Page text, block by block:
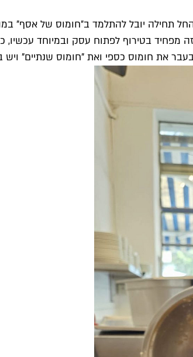
תחילה יובל להתלמד ב״חומוס של אסף״
בטירוף לפתוח עסק ובמיוחד עכשיו,
את חומוס כספי ואת "חומוס שנתיים"